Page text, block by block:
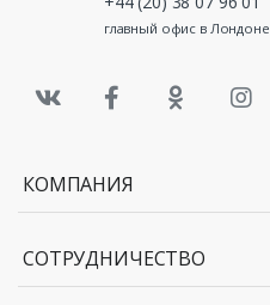
главный офис в Лондоне
КОМПАНИЯ
СОТРУДНИЧЕСТВО